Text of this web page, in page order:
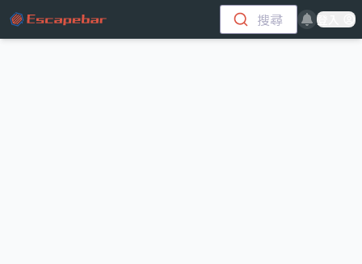
跳至主要內容
搜尋 登入